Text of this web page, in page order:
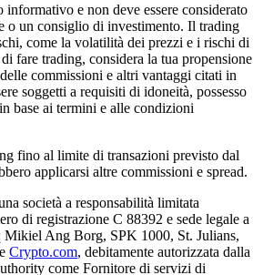
informativo e non deve essere considerato
o un consiglio di investimento. Il trading
come la volatilità dei prezzi e i rischi di
fare trading, considera la tua propensione
commissioni e altri vantaggi citati in
soggetti a requisiti di idoneità, possesso
base ai termini e alle condizioni
fino al limite di transazioni previsto dal
applicarsi altre commissioni e spread.
società a responsabilità limitata
di registrazione C 88392 e sede legale a
Ang Borg, SPK 1000, St. Julians,
Crypto.com, debitamente autorizzata dalla
come Fornitore di servizi di